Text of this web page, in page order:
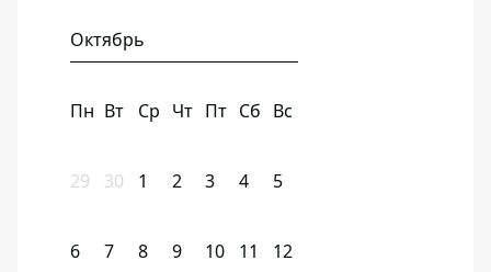
Октябрь
Пн Вт Ср Чт Пт Сб Вс
29 30 1 2 3 4 5
6 7 8 9 10 11 12